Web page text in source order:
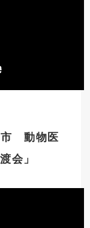
市 動物医
会」